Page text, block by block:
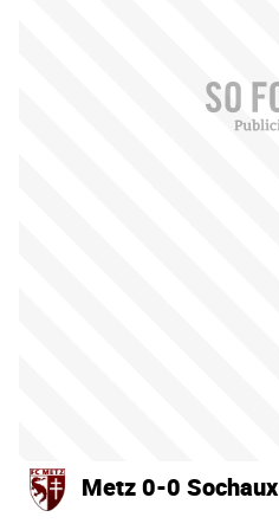
Metz 0-0 Sochaux